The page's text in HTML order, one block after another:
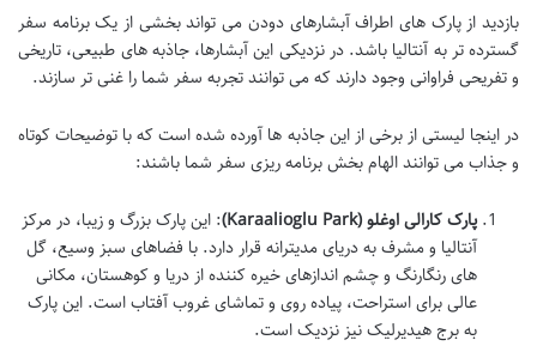
بازدید از پارک های اطراف آبشارهای دودن می تواند بخشی از یک برنامه سفر
گسترده تر به آنتالیا باشد. در نزدیکی این آبشارها، جاذبه های طبیعی، تاریخی
و تفریحی فراوانی وجود دارند که می توانند تجربه سفر شما را غنی تر سازند.
در اینجا لیستی از برخی از این جاذبه ها آورده شده است که با توضیحات کوتاه
و جذاب می توانند الهام بخش برنامه ریزی سفر شما باشند:
پارک کارالی اوغلو (Karaalioglu Park)
: این پارک بزرگ و زیبا، در مرکز
آنتالیا و مشرف به دریای مدیترانه قرار دارد. با فضاهای سبز وسیع، گل
های رنگارنگ و چشم اندازهای خیره کننده از دریا و کوهستان، مکانی
عالی برای استراحت، پیاده روی و تماشای غروب آفتاب است. این پارک
به برج هیدیرلیک نیز نزدیک است.